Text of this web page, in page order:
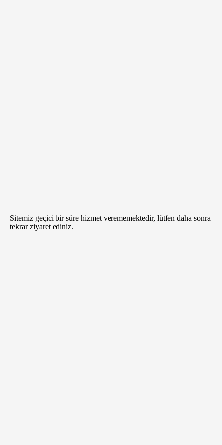
Sitemiz geçici bir süre hizmet verememektedir, lütfen daha sonra
tekrar ziyaret ediniz.